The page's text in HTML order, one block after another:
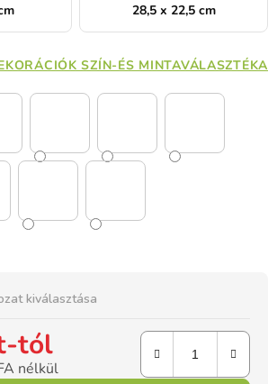
28,5 x 22,5 cm
SZÍN-ÉS MINTAVÁLASZTÉKA
kiválasztása
-tól
nélkül